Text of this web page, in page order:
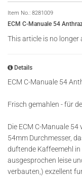
Item No.: 8281009
ECM C-Manuale 54
This article is no longer
Details
ECM C-Manuale 54
Frisch gemahlen - für
Die ECM C-Manuale
54mm Durchmesser,
duftende Kaffeemehl
ausgesprochen leise
verbauten,) exzellent